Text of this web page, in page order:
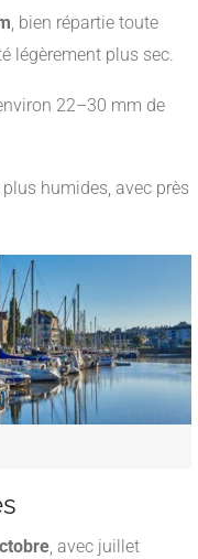
, bien répartie toute
légèrement plus sec.
22–30 mm de
humides, avec près
, avec juillet